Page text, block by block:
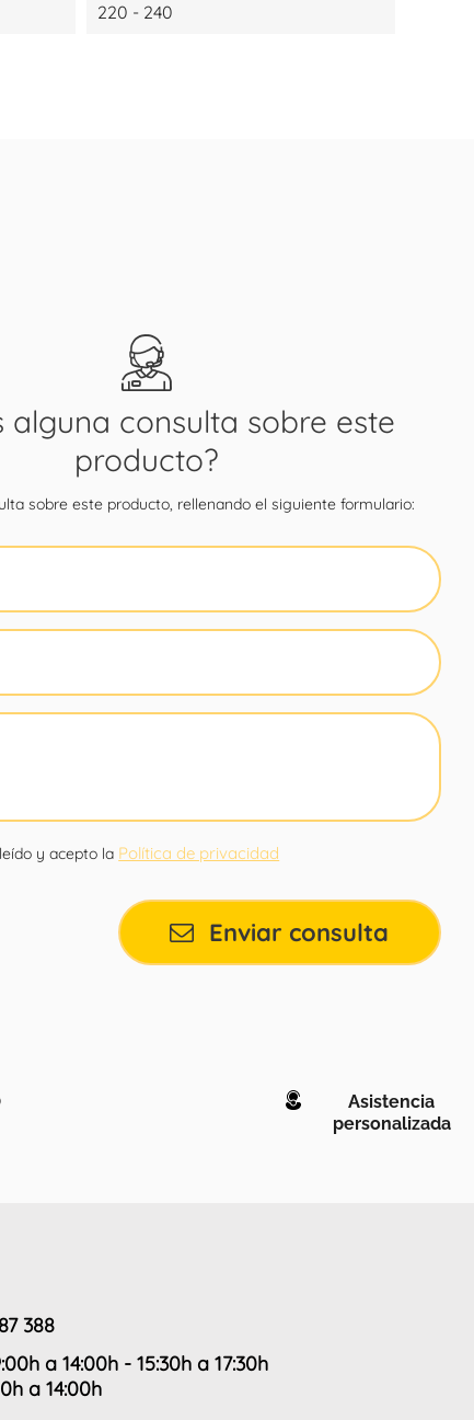
220 - 240
alguna consulta sobre este
producto?
sobre este producto, rellenando el siguiente formulario:
y acepto la Política de privacidad
Enviar consulta
Asistencia
personalizada
388
a 14:00h - 15:30h a 17:30h
a 14:00h